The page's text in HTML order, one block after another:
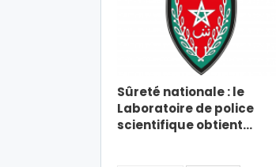
Sûreté nationale : le
Laboratoire de police
scientifique obtient…